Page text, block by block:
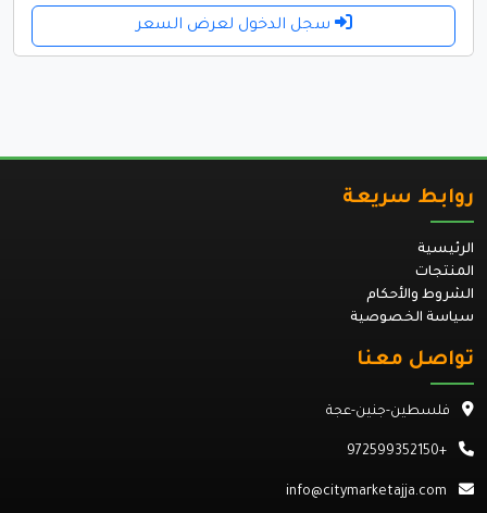
سجل الدخول لعرض السعر
روابط سريعة
الرئيسية
المنتجات
الشروط والأحكام
سياسة الخصوصية
تواصل معنا
فلسطين-جنين-عجة
+972599352150